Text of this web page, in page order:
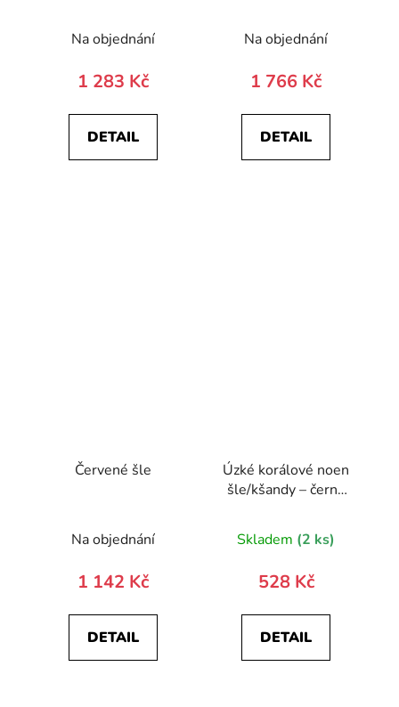
Na objednání
1 283 Kč
DETAIL
motýlek a
kapesníček 885-
Na objednání
1 766 Kč
DETAIL
Červené šle
Na objednání
1 142 Kč
DETAIL
Úzké korálové noen
šle/kšandy – černý
Skladem (2 ks)
528 Kč
DETAIL